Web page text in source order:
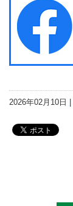
2026年02月10日 |